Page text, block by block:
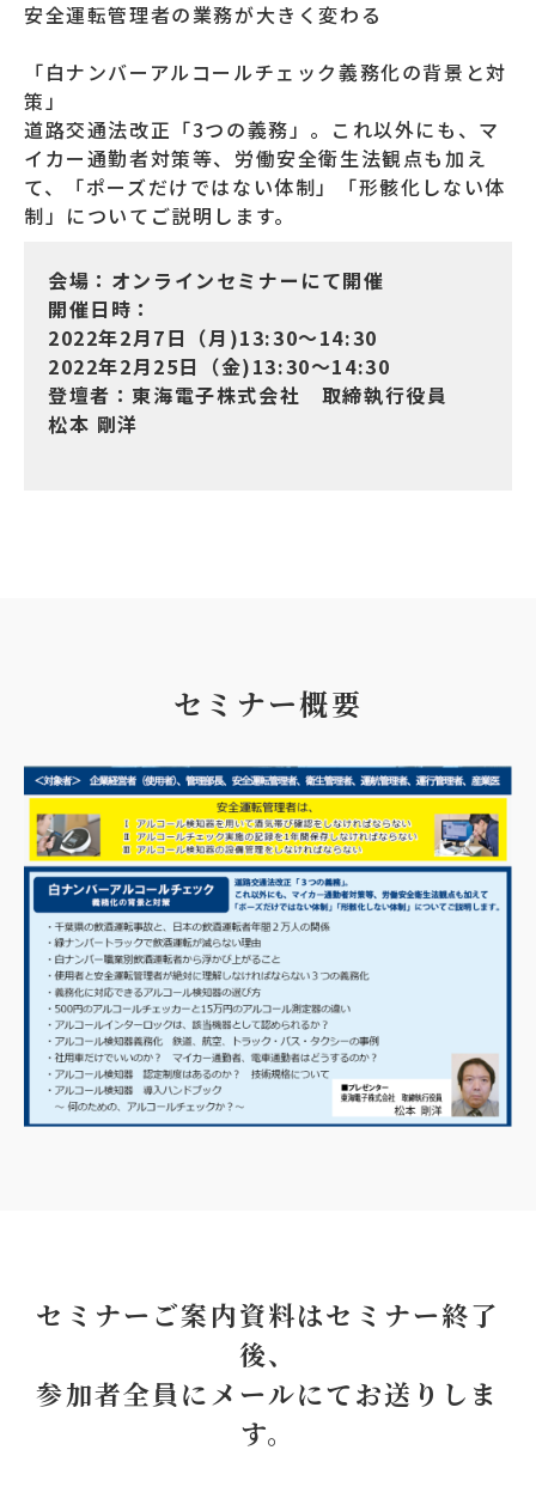
安全運転管理者の業務が大きく変わる
「白ナンバーアルコールチェック義務化の背景と対
策」
道路交通法改正「3つの義務」。これ以外にも、マ
イカー通勤者対策等、労働安全衛生法観点も加え
て、「ポーズだけではない体制」「形骸化しない体
制」についてご説明します。
会場：オンラインセミナーにて開催
開催日時：
2022年2月7日（月)13:30～14:30
2022年2月25日（金)13:30～14:30
登壇者：東海電子株式会社 取締執行役員
松本 剛洋
セミナー概要
セミナーご案内資料はセミナー終了
後、
参加者全員にメールにてお送りしま
す。